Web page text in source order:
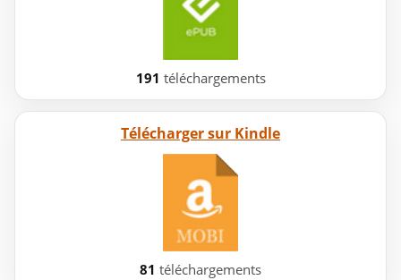
191 téléchargements
Télécharger sur Kindle
81 téléchargements